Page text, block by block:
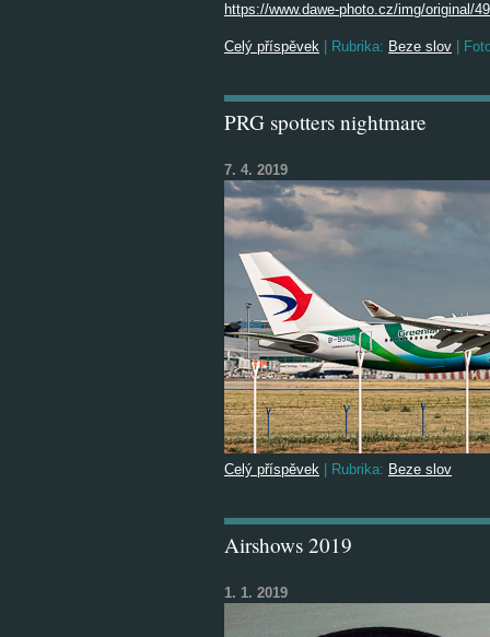
https://www.dawe-photo.cz/img/original/
Celý příspěvek Rubrika: Beze slov
PRG spotters nightmare
7. 4. 2019
Celý příspěvek Rubrika: Beze slov
Airshows 2019
1. 1. 2019